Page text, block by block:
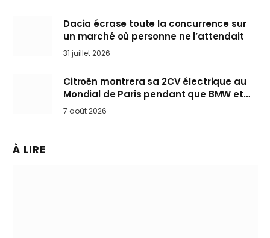
Dacia écrase toute la concurrence sur
un marché où personne ne l’attendait
31 juillet 2026
Citroën montrera sa 2CV électrique au
Mondial de Paris pendant que BMW et
Mini désertent le salon
7 août 2026
À LIRE